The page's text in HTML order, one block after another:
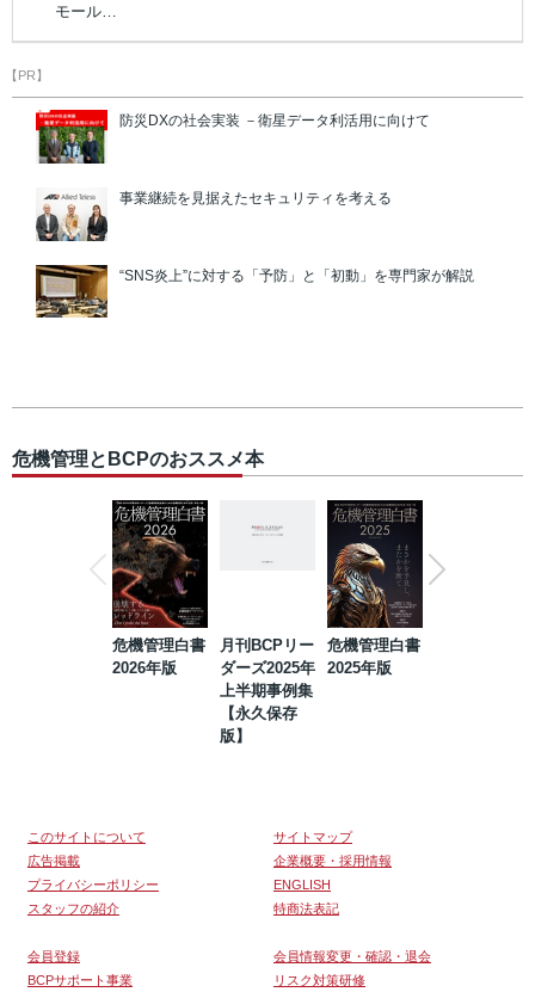
モール…
【PR】
防災DXの社会実装 －衛星データ利活用に向けて
事業継続を見据えたセキュリティを考える
“SNS炎上”に対する「予防」と「初動」を専門家が解説
危機管理とBCPのおススメ本
危機管理白書
2026年版
月刊BCPリー
ダーズ2025年
上半期事例集
【永久保存
版】
危機管理白書
2025年版
このサイトについて
サイトマップ
広告掲載
企業概要・採用情報
プライバシーポリシー
ENGLISH
スタッフの紹介
特商法表記
会員登録
会員情報変更・確認・退会
BCPサポート事業
リスク対策研修